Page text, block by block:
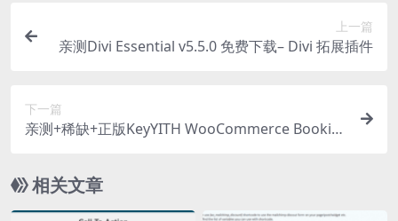
上一篇
亲测Divi Essential v5.5.0 免费下载– Divi 拓展插件
下一篇
亲测+稀缺+正版KeyYITH WooCommerce Bookin
件下载
相关文章